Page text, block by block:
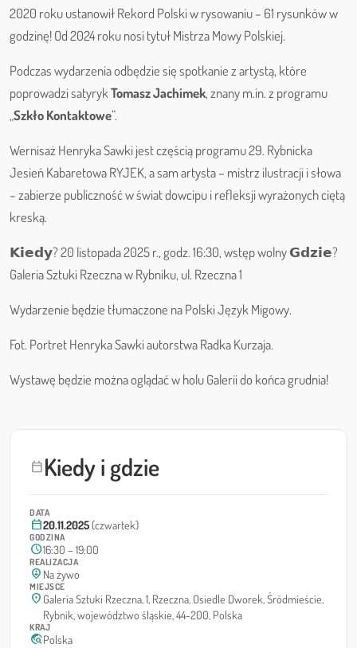
calendar_todayKiedy i gdzie
DATA
calendar_today20.11.2025 (czwartek)
GODZINA
schedule16:30 – 19:00
REALIZACJA
person_pin_circle Na żywo
MIEJSCE
location_on Galeria Sztuki Rzeczna, 1, Rzeczna, Osiedle Dworek, Śródmieście,
Rybnik, województwo śląskie, 44-200, Polska
KRAJ
travel_explorePolska
2020 roku ustanowił Rekord Polski w rysowaniu – 61 rysunków w
godzinę! Od 2024 roku nosi tytuł Mistrza Mowy Polskiej.
Podczas wydarzenia odbędzie się spotkanie z artystą, które
poprowadzi satyrykTomasz Jachimek, znany m.in. z programu
„Szkło Kontaktowe”.
Wernisaż Henryka Sawki jest częścią programu 29. Rybnicka
Jesień Kabaretowa RYJEK, a sam artysta – mistrz ilustracji i słowa
– zabierze publiczność w świat dowcipu i refleksji wyrażonych ciętą
kreską.
𝗞𝗶𝗲𝗱𝘆? 20 listopada 2025 r., godz. 16:30, wstęp wolny 𝗚𝗱𝘇𝗶𝗲?
Galeria Sztuki Rzeczna w Rybniku, ul. Rzeczna 1
Wydarzenie będzie tłumaczone na Polski Język Migowy.
Fot. Portret Henryka Sawki autorstwa Radka Kurzaja.
Wystawę będzie można oglądać w holu Galerii do końca grudnia!